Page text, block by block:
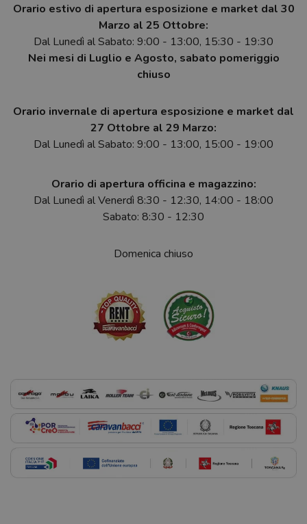
Orario estivo di apertura esposizione e market dal 30
Marzo al 25 Ottobre:
Dal Lunedì al Sabato: 9:00 - 13:00, 15:30 - 19:30
Nei mesi di Luglio e Agosto, sabato pomeriggio
chiuso
Orario invernale di apertura esposizione e market dal
27 Ottobre al 29 Marzo:
Dal Lunedì al Sabato: 9:00 - 13:00, 15:00 - 19:00
Orario di apertura officina e magazzino:
Dal Lunedì al Venerdì 8:30 - 12:30, 14:00 - 18:00
Sabato: 8:30 - 12:30
Domenica chiuso